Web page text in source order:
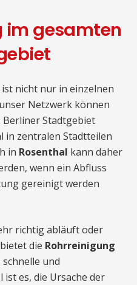
im gesamten
ist nicht nur in einzelnen
Netzwerk können
Berliner Stadtgebiet
in zentralen Stadtteilen
in Rosenthal kann daher
wenn ein Abfluss
gereinigt werden
richtig abläuft oder
die Rohrreinigung
schnelle und
es, die Ursache der